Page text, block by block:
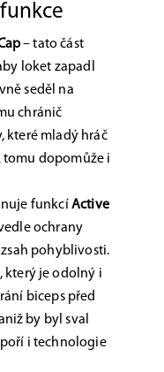
– tato část
loket zapadl
seděl na
chránič
které mladý hráč
tomu dopomůže i
funkcí Active
ochrany
pohyblivosti.
, který je odolný i
biceps před
by byl sval
i technologie